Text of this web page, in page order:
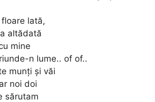
lată,
altădată
mine
n lume.. of of..
munți și văi
noi doi
sărutam